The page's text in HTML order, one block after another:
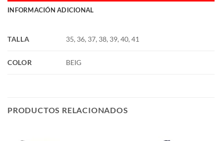
INFORMACIÓN ADICIONAL
TALLA 35, 36, 37, 38, 39, 40, 41
COLOR BEIG
PRODUCTOS RELACIONADOS